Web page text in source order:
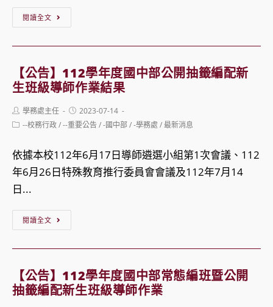
流
程
閱讀全文
國
中
部
動
購
買
【公告】112學年度國中部公開抽籤編配新
生班級導師作業結果
Post
author:
學務處主任
Post
published:
2023-07-14
Post--校務行政/--重要公告/-國中部/-學務處 /最新消息
依據本校112年6月17日導師遴選小組第1次會議、112
年6月26日特殊教育推行委員會會議及112年7月14
日...
閱讀全文
112
學
年
【公告】112學年度國中部常態編班暨公開
抽籤編配新生班級導師作業